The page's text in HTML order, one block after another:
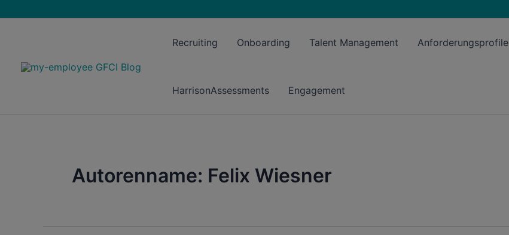
Recruiting Onboarding Talent Management Anforderungsprofile
HarrisonAssessments Engagement
Autorenname: Felix Wiesner